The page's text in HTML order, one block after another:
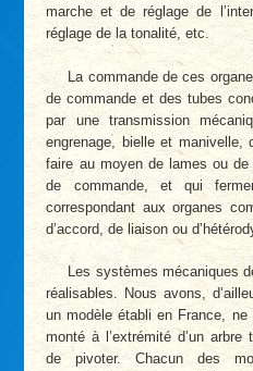
marche et de réglage de
réglage de la tonalité, etc.
La commande de ces
de commande et des tubes
par une transmission
engrenage, bielle et
faire au moyen de lames ou
de commande, et qui
correspondant aux organes
d’accord, de liaison ou
Les systèmes mécaniques
réalisables. Nous avons,
un modèle établi en France, ne
monté à l’extrémité d’un
de pivoter. Chacun des